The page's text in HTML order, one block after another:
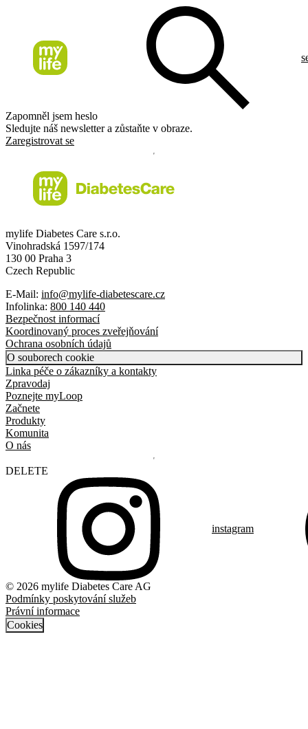
Zapomněl jsem heslo
Sledujte náš newsletter a zůstaňte v obraze.
Zaregistrovat se
mylife Diabetes Care s.r.o.
Vinohradská 1597/174
130 00 Praha 3
Czech Republic
E-Mail: info@mylife-diabetescare.cz
Infolinka: 800 140 440
Bezpečnost informací
Koordinovaný proces zveřejňování
Ochrana osobních údajů
O souborech cookie
Linka péče o zákazníky a kontakty
Zpravodaj
Poznejte myLoop
Začnete
Produkty
Komunita
O nás
DELETE
instagram
© 2026 mylife Diabetes Care AG
Podmínky poskytování služeb
Právní informace
Cookies